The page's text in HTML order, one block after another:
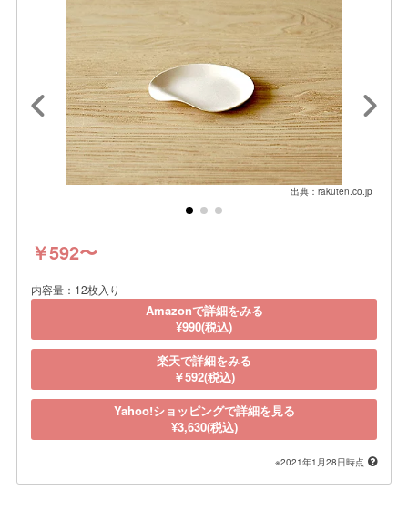
出典：rakuten.co.jp
￥592〜
内容量：12枚入り
Amazonで詳細をみる
¥990(税込)
楽天で詳細をみる
￥592(税込)
Yahoo!ショッピングで詳細を見る
¥3,630(税込)
※2021年1月28日時点